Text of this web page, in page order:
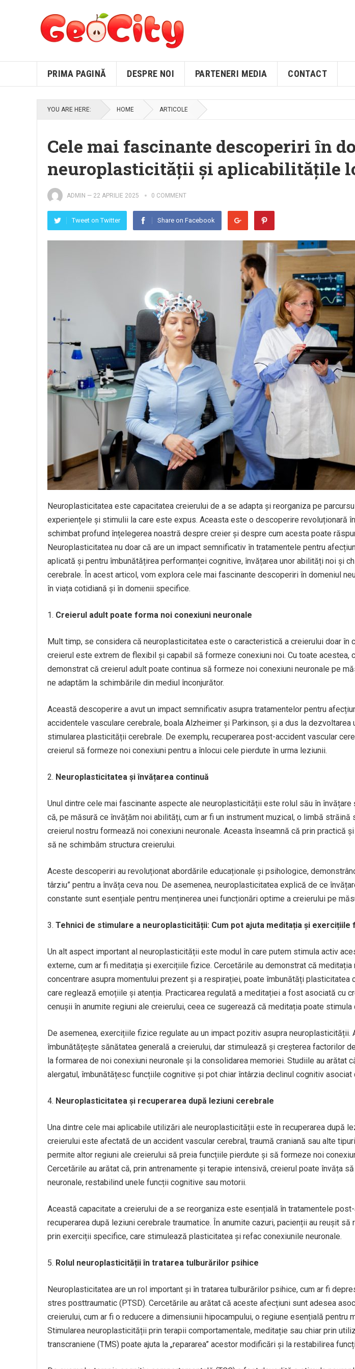
PRIMA PAGINĂ DESPRE NOI PARTENERI MEDIA CONTACT
YOU ARE HERE: HOME ARTICOLE
Cele mai fascinante descoperiri în
neuroplasticității și aplicabilitățile
ADMIN — 22 APRILIE 2025 0 COMMENT
Tweet on Twitter Share on Facebook
Neuroplasticitatea este capacitatea creierului de a se adapta și reorganiza pe
experiențele și stimulii la care este expus. Aceasta este o descoperire revoluționară
schimbat profund înțelegerea noastră despre creier și despre cum acesta poate
Neuroplasticitatea nu doar că are un impact semnificativ în tratamentele pentru
aplicată și pentru îmbunătățirea performanței cognitive, învățarea unor abilități noi și
cerebrale. În acest articol, vom explora cele mai fascinante descoperiri în domeniul
în viața cotidiană și în domenii specifice.
Creierul adult poate forma noi conexiuni neuronale
Mult timp, se considera că neuroplasticitatea este o caracteristică a creierului doar în
creierul este extrem de flexibil și capabil să formeze conexiuni noi. Cu toate acestea,
demonstrat că creierul adult poate continua să formeze noi conexiuni neuronale pe
ne adaptăm la schimbările din mediul înconjurător.
Această descoperire a avut un impact semnificativ asupra tratamentelor pentru
accidentele vasculare cerebrale, boala Alzheimer și Parkinson, și a dus la dezvoltarea
stimularea plasticității cerebrale. De exemplu, recuperarea post-accident vascular
creierul să formeze noi conexiuni pentru a înlocui cele pierdute în urma leziunii.
Neuroplasticitatea și învățarea continuă
Unul dintre cele mai fascinante aspecte ale neuroplasticității este rolul său în învățare
că, pe măsură ce învățăm noi abilități, cum ar fi un instrument muzical, o limbă străină
creierul nostru formează noi conexiuni neuronale. Aceasta înseamnă că prin practică
să ne schimbăm structura creierului.
Aceste descoperiri au revoluționat abordările educaționale și psihologice,
târziu” pentru a învăța ceva nou. De asemenea, neuroplasticitatea explică de ce
constante sunt esențiale pentru menținerea unei funcționări optime a creierului pe
Tehnici de stimulare a neuroplasticității: Cum pot ajuta meditația și exercițiile
Un alt aspect important al neuroplasticității este modul în care putem stimula activ
externe, cum ar fi meditația și exercițiile fizice. Cercetările au demonstrat că
concentrare asupra momentului prezent și a respirației, poate îmbunătăți plasticitatea
care reglează emoțiile și atenția. Practicarea regulată a meditației a fost asociată cu
cenușii în anumite regiuni ale creierului, ceea ce sugerează că meditația poate stimula
De asemenea, exercițiile fizice regulate au un impact pozitiv asupra neuroplasticității.
îmbunătățește sănătatea generală a creierului, dar stimulează și creșterea factorilor
la formarea de noi conexiuni neuronale și la consolidarea memoriei. Studiile au arătat
alergatul, îmbunătățesc funcțiile cognitive și pot chiar întârzia declinul cognitiv asociat
Neuroplasticitatea și recuperarea după leziuni cerebrale
Una dintre cele mai aplicabile utilizări ale neuroplasticității este în recuperarea după
creierului este afectată de un accident vascular cerebral, traumă craniană sau alte
permite altor regiuni ale creierului să preia funcțiile pierdute și să formeze noi
Cercetările au arătat că, prin antrenamente și terapie intensivă, creierul poate învăța
neuronale, restabilind unele funcții cognitive sau motorii.
Această capacitate a creierului de a se reorganiza este esențială în tratamentele
recuperarea după leziuni cerebrale traumatice. În anumite cazuri, pacienții au reușit
prin exerciții specifice, care stimulează plasticitatea și refac conexiunile neuronale.
Rolul neuroplasticității în tratarea tulburărilor psihice
Neuroplasticitatea are un rol important și în tratarea tulburărilor psihice, cum ar fi
stres posttraumatic (PTSD). Cercetările au arătat că aceste afecțiuni sunt adesea
creierului, cum ar fi o reducere a dimensiunii hipocampului, o regiune esențială pentru
Stimularea neuroplasticității prin terapii comportamentale, meditație sau chiar prin
transcraniene (TMS) poate ajuta la „repararea” acestor modificări și la restabilirea